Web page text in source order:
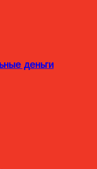
деньги